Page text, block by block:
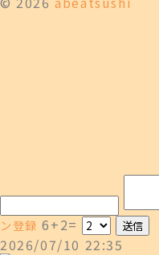
ン登録 6+2=
2026/07/10 22:35